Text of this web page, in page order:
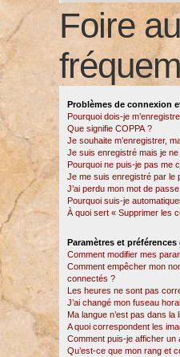
Foire
Problèmes de connexion
Pourquoi dois-je
Que signifie COPPA ?
Je souhaite m’enregistrer,
Je suis enregistré mais je
Pourquoi ne puis-je pas me
Je me suis enregistré par le
J’ai perdu mon mot de passe
Pourquoi suis-je
À quoi sert « Supprimer les
Paramètres et préférences
Comment modifier mes
Comment empêcher mon
connectés ?
Les heures ne sont pas
J’ai changé mon fuseau
Ma langue n’est pas dans la
A quoi correspondent les
Comment puis-je afficher un
Qu’est-ce que mon rang et